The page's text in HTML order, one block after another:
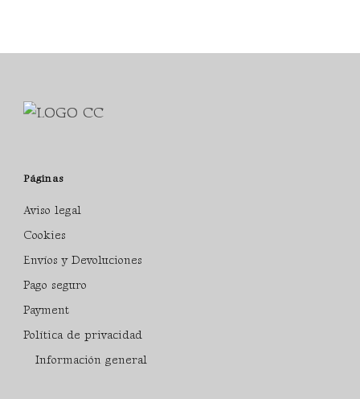
Páginas
Aviso legal
Cookies
Envíos y Devoluciones
Pago seguro
Payment
Política de privacidad
Información general